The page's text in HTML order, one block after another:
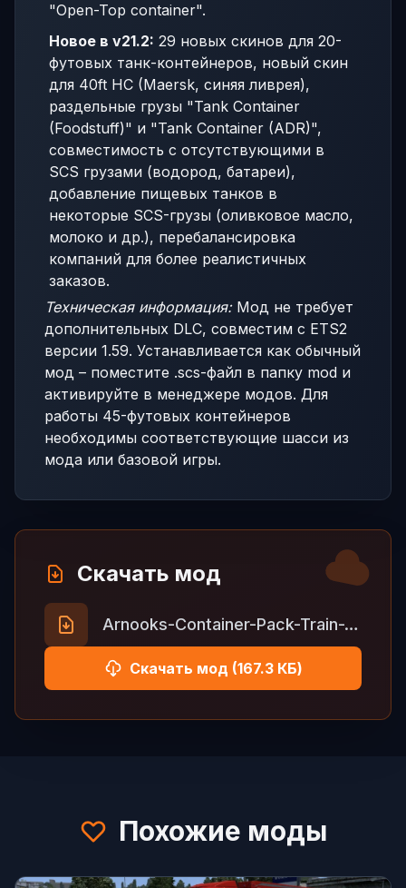
"Open-Top container".
Новое в v21.2: 29 новых скинов для 20-
футовых танк-контейнеров, новый скин
для 40ft HC (Maersk, синяя ливрея),
раздельные грузы "Tank Container
(Foodstuff)" и "Tank Container (ADR)",
совместимость с отсутствующими в
SCS грузами (водород, батареи),
добавление пищевых танков в
некоторые SCS-грузы (оливковое масло,
молоко и др.), перебалансировка
компаний для более реалистичных
заказов.
Техническая информация:Мод не требует
дополнительных DLC, совместим с ETS2
версии 1.59. Устанавливается как обычный
мод – поместите .scs-файл в папку mod и
активируйте в менеджере модов. Для
работы 45-футовых контейнеров
необходимы соответствующие шасси из
мода или базовой игры.
Скачать мод
Arnooks-Container-Pack-Train-AddOn-Jan25-2026.zip
Скачать мод (167.3 КБ)
Похожие моды